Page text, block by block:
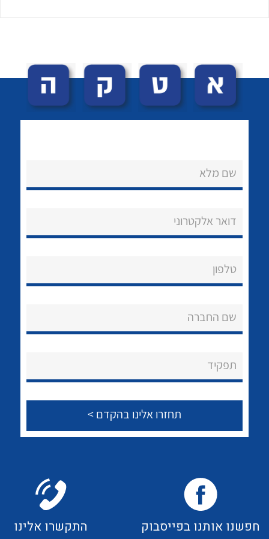
אודות
צור קשר
לכל מוצרי היצרן
לכל מוצרי היצרן לכל מוצרי היצרן
לכל מוצרי היצרן לכל מוצרי היצרן
שם מלא
דואר אלקטרוני
טלפון
שם החברה
תפקיד
חפשנו אותנו בפייסבוק התקשרו אלינו